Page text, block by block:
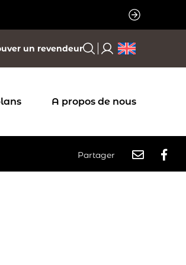
un revendeur
A propos de nous
Partager